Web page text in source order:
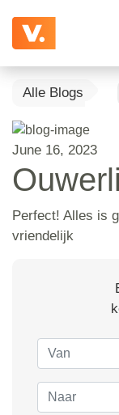
Alle Blogs
June 16, 2023
Perfect! Alles is
vriendelijk